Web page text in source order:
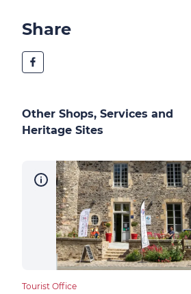
Share
Other Shops, Services and
Heritage Sites
Tourist Office